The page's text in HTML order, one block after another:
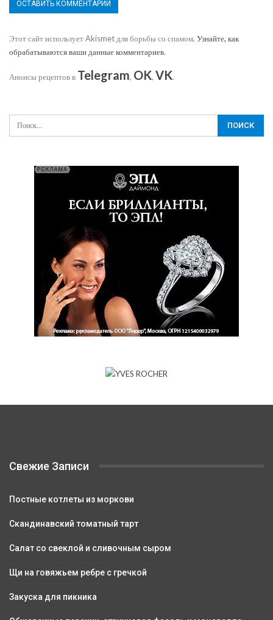
Этот сайт использует Akismet для борьбы со спамом. Узнайте, как
обрабатываются ваши данные комментариев.
Анонсы рецептов в Telegram, OK, VK.
Свежие Записи
Постные котлеты из моркови
Скандинавский томатный тарт
Салат со свеклой и сливочным сыром
Щи на говяжьем ребре с гречкой
Закуска для пикника